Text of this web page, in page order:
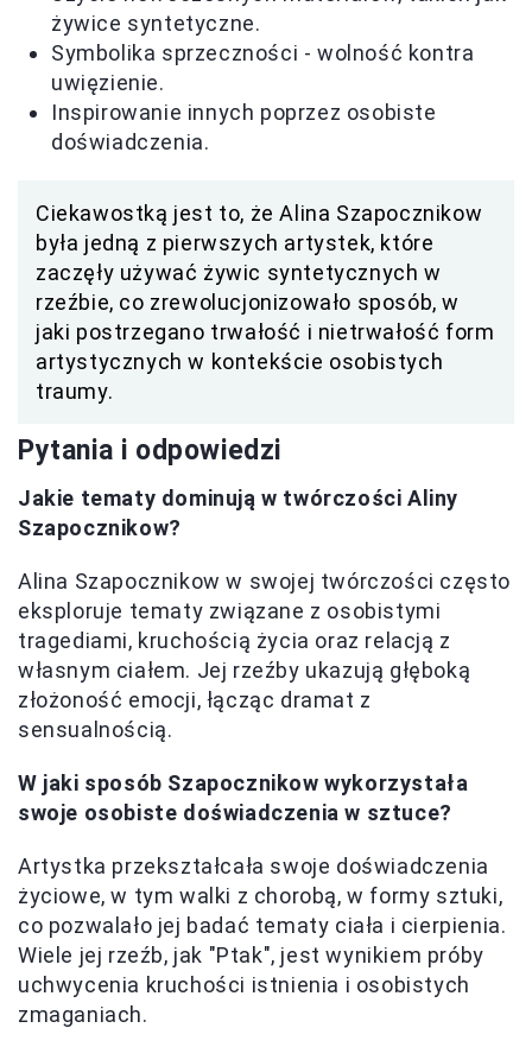
żywice syntetyczne.
Symbolika sprzeczności - wolność kontra
uwięzienie.
Inspirowanie innych poprzez osobiste
doświadczenia.
Ciekawostką jest to, że Alina Szapocznikow
była jedną z pierwszych artystek, które
zaczęły używać żywic syntetycznych w
rzeźbie, co zrewolucjonizowało sposób, w
jaki postrzegano trwałość i nietrwałość form
artystycznych w kontekście osobistych
traumy.
Pytania i odpowiedzi
Jakie tematy dominują w twórczości Aliny
Szapocznikow?
Alina Szapocznikow w swojej twórczości często
eksploruje tematy związane z osobistymi
tragediami, kruchością życia oraz relacją z
własnym ciałem. Jej rzeźby ukazują głęboką
złożoność emocji, łącząc dramat z
sensualnością.
W jaki sposób Szapocznikow wykorzystała
swoje osobiste doświadczenia w sztuce?
Artystka przekształcała swoje doświadczenia
życiowe, w tym walki z chorobą, w formy sztuki,
co pozwalało jej badać tematy ciała i cierpienia.
Wiele jej rzeźb, jak "Ptak", jest wynikiem próby
uchwycenia kruchości istnienia i osobistych
zmaganiach.